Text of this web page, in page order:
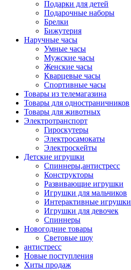
Подарки для детей
Подарочные наборы
Брелки
Бижутерия
Наручные часы
Умные часы
Мужские часы
Женские часы
Кварцевые часы
Спортивные часы
Товары из телемагазина
Товары для одностраничников
Товары для животных
Электротранспорт
Гироскутеры
Электросамокаты
Электроскейты
Детские игрушки
Спиннеры,антистресс
Конструкторы
Развивающие игрушки
Игрушки для мальчиков
Интерактивные игрушки
Игрушки для девочек
Спиннеры
Новогодние товары
Световые шоу
антистресс
Новые поступления
Хиты продаж